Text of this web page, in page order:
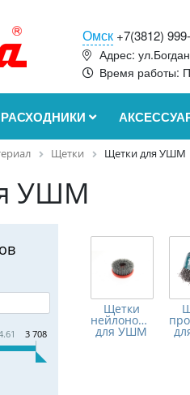
Омск +7(3812)
Адрес:
Время работы:
РАСХОДНИКИ
Щетки Щетки для УШМ
УШМ
3 708
Щетки
нейлоновые
для УШМ